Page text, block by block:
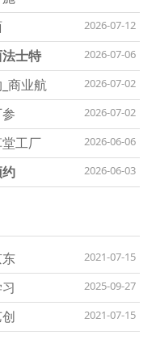
2026-07-12
士特 2026-07-06
商业航 2026-07-02
2026-07-02
工厂 2026-06-06
2026-06-03
2021-07-15
2025-09-27
2021-07-15